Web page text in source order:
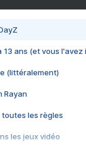
13 ans (et vous l'avez
(littéralement)
Rayan
toutes les règles
les jeux vidéo